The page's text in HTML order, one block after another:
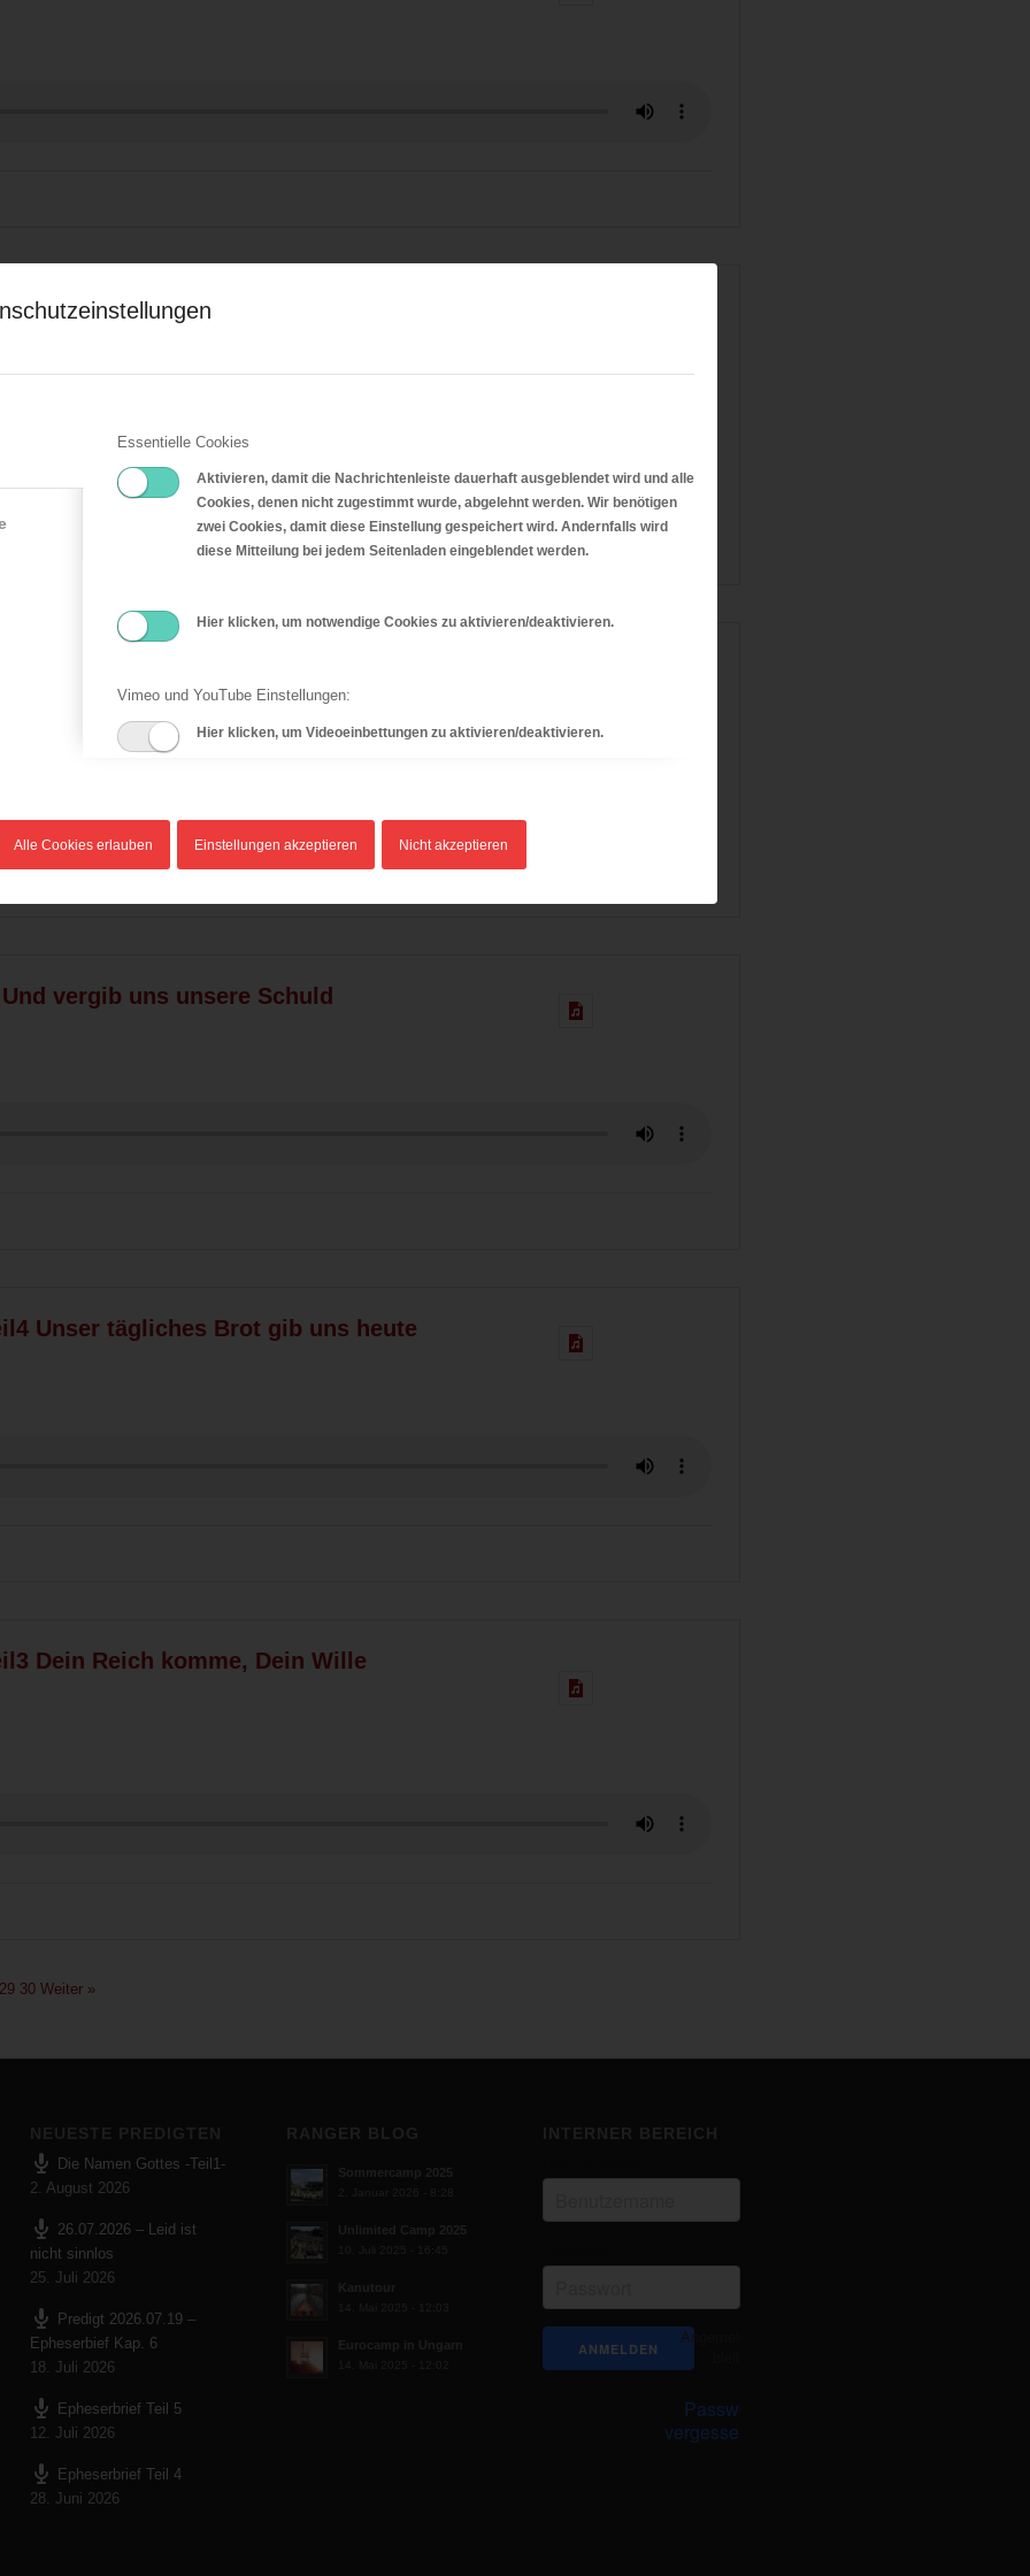
Essentielle Cookies
Aktivieren, damit die Nachrichtenleiste dauerhaft ausgeblendet wird und alle
Cookies, denen nicht zugestimmt wurde, abgelehnt werden. Wir benötigen
zwei Cookies, damit diese Einstellung gespeichert wird. Andernfalls wird
diese Mitteilung bei jedem Seitenladen eingeblendet werden.
Hier klicken, um notwendige Cookies zu aktivieren/deaktivieren.
Vimeo und YouTube Einstellungen:
Hier klicken, um Videoeinbettungen zu aktivieren/deaktivieren.
Alle Cookies erlauben Einstellungen akzeptieren Nicht akzeptieren
7: Dein ist das Reich und die Kraft
in Ewigkeit Amen
vergib uns unsere Schuld
Unser tägliches Brot gib uns heute
Dein Reich komme, Dein Wille
30 Weiter »
Die Namen Gottes -Teil1-
2. August 2026
26.07.2026 – Leid ist
nicht sinnlos
25. Juli 2026
Predigt 2026.07.19 –
Epheserbief Kap. 6
18. Juli 2026
Epheserbrief Teil 5
12. Juli 2026
Epheserbrief Teil 4
28. Juni 2026
Angemeldet
Passwort
vergessen?